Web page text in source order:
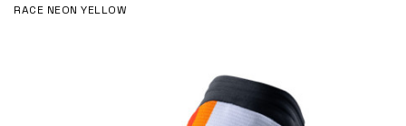
RACE NEON YELLOW